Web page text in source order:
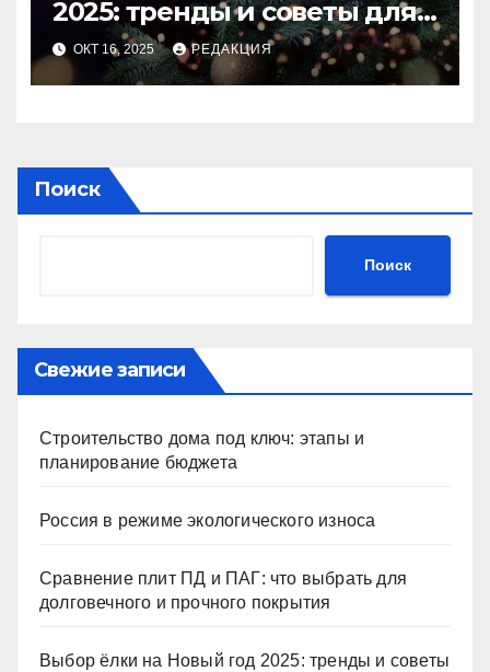
2025: тренды и советы для
идеального праздника
ОКТ 16, 2025 РЕДАКЦИЯ
Поиск
Поиск
Свежие записи
Строительство дома под ключ: этапы и
планирование бюджета
Россия в режиме экологического износа
Сравнение плит ПД и ПАГ: что выбрать для
долговечного и прочного покрытия
Выбор ёлки на Новый год 2025: тренды и советы